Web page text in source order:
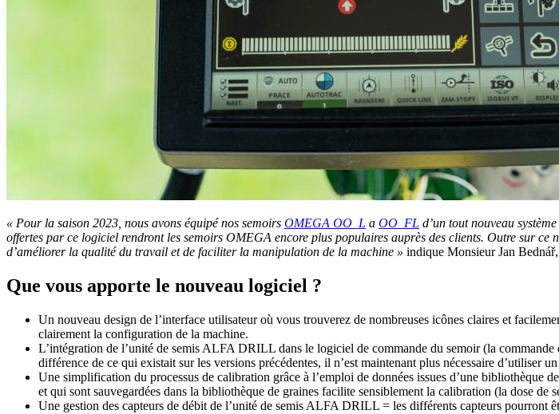
« Pour la saison 2023, nous avons équipé nos semoirs OMEGA OO_L a OO_FL d’un tout nouveau
offertes par ce logiciel rendront les semoirs OMEGA encore plus populaires auprès des clients. Outre sur
d’améliorer la qualité du travail et de faciliter la manipulation de la machine » indique Monsieur Jan
Que vous apporte le nouveau logiciel ?
Un nouveau design de l’interface utilisateur où vous trouverez de nombreuses icônes claires et
clairement la configuration de la machine.
L’intégration de l’unité de semis ALFA DRILL dans le logiciel de commande du semoir (la
différence de ce qui existait sur les versions précédentes, il n’est maintenant plus nécessaire
Une simplification du processus de calibration grâce à l’emploi de données issues d’une
et qui sont sauvegardées dans la bibliothèque de graines facilite sensiblement la calibration (la dose
Une gestion des capteurs de débit de l’unité de semis ALFA DRILL = les différents capteurs pourront